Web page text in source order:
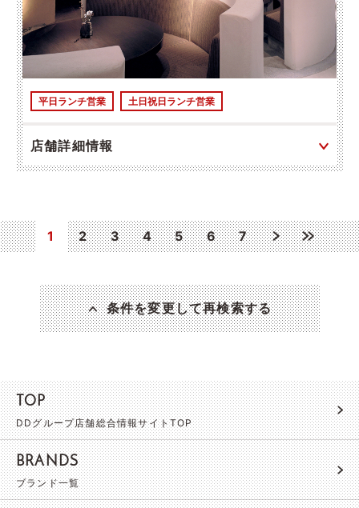
平日ランチ営業 土日祝日ランチ営業
店舗詳細情報
1 2 3 4 5 6 7
条件を変更して再検索する
TOP
DDグループ店舗総合情報サイトTOP
BRANDS
ブランド一覧